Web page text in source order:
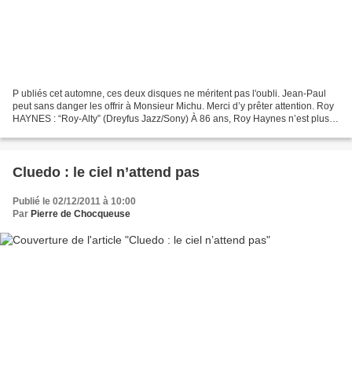
P ubliés cet automne, ces deux disques ne méritent pas l'oubli. Jean-Paul
peut sans danger les offrir à Monsieur Michu. Merci d’y prêter attention. Roy
HAYNES : “Roy-Alty” (Dreyfus Jazz/Sony) À 86 ans, Roy Haynes n’est plus
Cluedo : le ciel n’attend pas
Publié le 02/12/2011 à 10:00
Par Pierre de Chocqueuse